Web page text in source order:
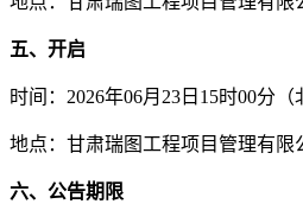
五、开启
时间： 2026年06月 23 日 15时00分
地点： 甘肃瑞图工程项目管理有限
六、公告期限